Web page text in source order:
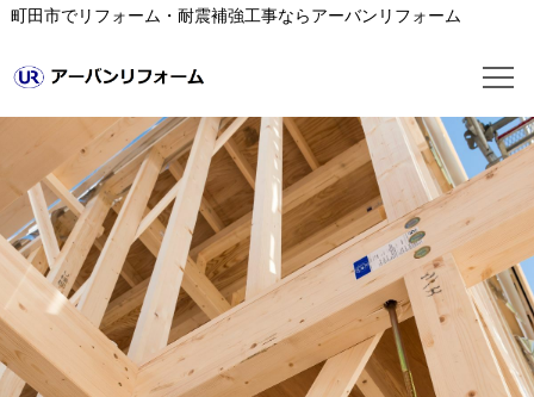
町田市でリフォーム・耐震補強工事ならアーバンリフォーム